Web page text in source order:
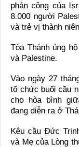
phản công của
8.000 người
và trẻ vị thành
Tòa Thánh ủng
và Palestine.
Vào ngày 27
tổ chức buổi cầu
cho hòa bình
đang diễn ra ở
Kêu cầu Đức
và Mẹ của Lòng